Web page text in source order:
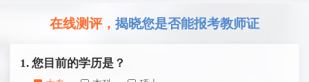
在线测评， 揭晓您是否能报考教师证
1. 您目前的学历是？